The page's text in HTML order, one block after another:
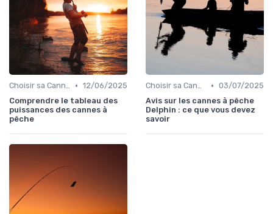
Choisir sa Canne et son Équipement • 12/06/2025
Comprendre le tableau des
puissances des cannes à
pêche
Choisir sa Canne et son Équipement • 03/07/2025
Avis sur les cannes à pêche
Delphin : ce que vous devez
savoir